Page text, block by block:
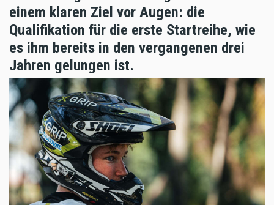
einem klaren Ziel vor Augen: die
Qualifikation für die erste Startreihe, wie
es ihm bereits in den vergangenen drei
Jahren gelungen ist.